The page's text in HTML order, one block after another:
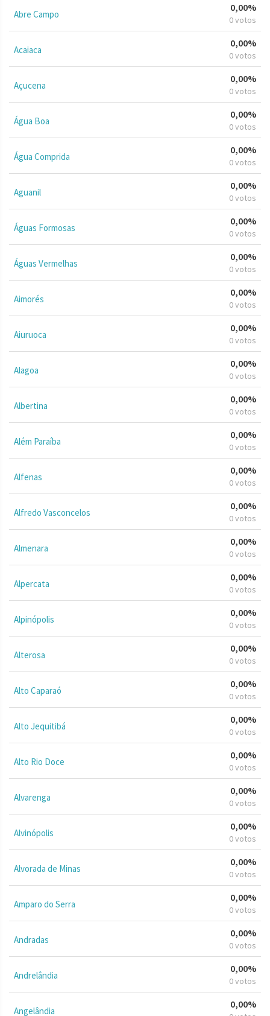
Abre Campo
0,00%
0 votos
Acaiaca
0,00%
0 votos
Açucena
0,00%
0 votos
Água Boa
0,00%
0 votos
Água Comprida
0,00%
0 votos
Aguanil
0,00%
0 votos
Águas Formosas
0,00%
0 votos
Águas Vermelhas
0,00%
0 votos
Aimorés
0,00%
0 votos
Aiuruoca
0,00%
0 votos
Alagoa
0,00%
0 votos
Albertina
0,00%
0 votos
Além Paraíba
0,00%
0 votos
Alfenas
0,00%
0 votos
Alfredo Vasconcelos
0,00%
0 votos
Almenara
0,00%
0 votos
Alpercata
0,00%
0 votos
Alpinópolis
0,00%
0 votos
Alterosa
0,00%
0 votos
Alto Caparaó
0,00%
0 votos
Alto Jequitibá
0,00%
0 votos
Alto Rio Doce
0,00%
0 votos
Alvarenga
0,00%
0 votos
Alvinópolis
0,00%
0 votos
Alvorada de Minas
0,00%
0 votos
Amparo do Serra
0,00%
0 votos
Andradas
0,00%
0 votos
Andrelândia
0,00%
0 votos
Angelândia
0,00%